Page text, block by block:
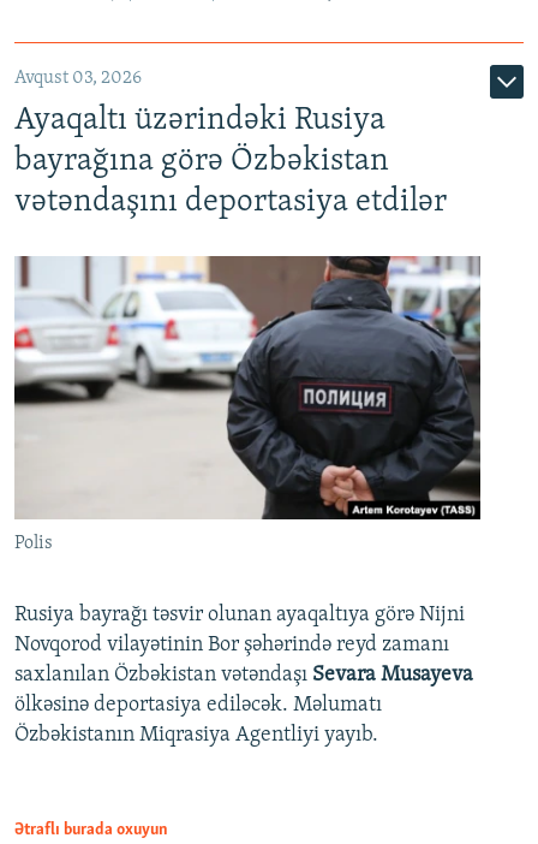
Avqust 03, 2026
Ayaqaltı üzərindəki Rusiya
bayrağına görə Özbəkistan
vətəndaşını deportasiya etdilər
Polis
Rusiya bayrağı təsvir olunan ayaqaltıya görə Nijni
Novqorod vilayətinin Bor şəhərində reyd zamanı
saxlanılan Özbəkistan vətəndaşı Sevara Musayeva
ölkəsinə deportasiya ediləcək. Məlumatı
Özbəkistanın Miqrasiya Agentliyi yayıb.
Ətraflı burada oxuyun